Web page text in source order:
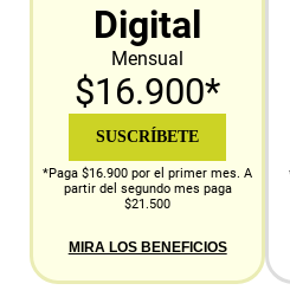
Digital
Mensual
$16.900*
SUSCRÍBETE
*Paga $16.900 por el primer mes. A
partir del segundo mes paga
$21.500
MIRA LOS BENEFICIOS